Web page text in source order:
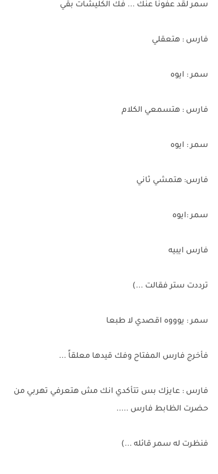
سمر لقد عفونا عنك ... فك الكليشات بقي
فارس : هتعقلي
سمر : ايوه
فارس : هتسمعي الكلام
سمر : ايوه
فارس: هتمشي ثاني
سمر :ايوه
فارس ايبيه
ترددت ستر فقالت ...)
سمر : يوووه اقصدي لا طبعا
فأخرج فارس المفتاح وفك قيدها معلقاً ...
فارس : عايزك بس تتأكدي انك مش هتعرفي تهربي من
حضرت الظابط فارس .....
فنظرت له سمر قائله ...)